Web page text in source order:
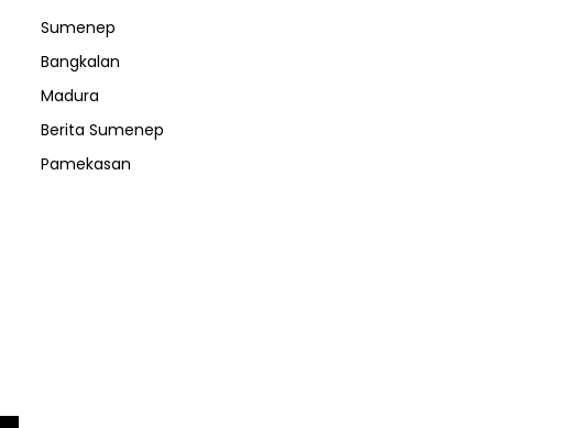
Sumenep
Bangkalan
Madura
Berita Sumenep
Pamekasan